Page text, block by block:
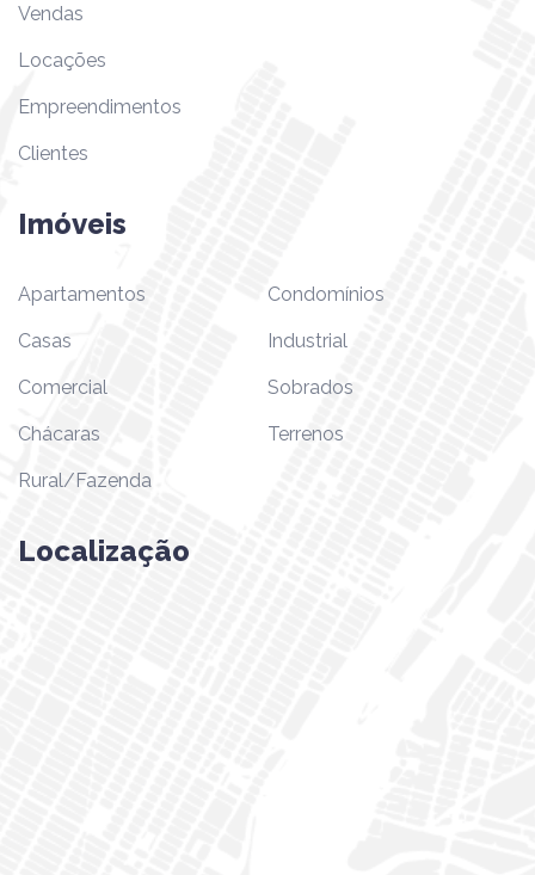
Vendas
Locações
Empreendimentos
Clientes
Imóveis
Apartamentos
Casas
Comercial
Chácaras
Rural/Fazenda
Condomínios
Industrial
Sobrados
Terrenos
Localização